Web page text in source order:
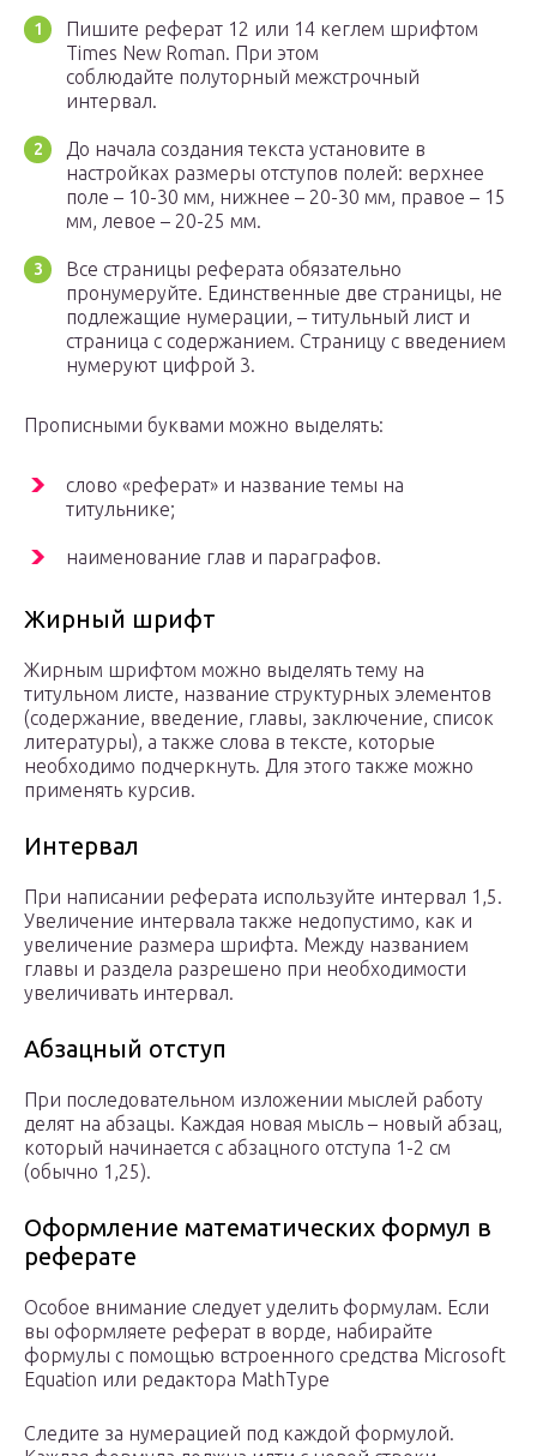
Пишите реферат 12 или 14 кеглем шрифтом
Times New Roman. При этом
соблюдайте полуторный межстрочный
интервал.
До начала создания текста установите в
настройках размеры отступов полей: верхнее
поле – 10-30 мм, нижнее – 20-30 мм, правое – 15
мм, левое – 20-25 мм.
Все страницы реферата обязательно
пронумеруйте. Единственные две страницы, не
подлежащие нумерации, – титульный лист и
страница с содержанием. Страницу с введением
нумеруют цифрой 3.
Прописными буквами можно выделять:
слово «реферат» и название темы на
титульнике;
наименование глав и параграфов.
Жирный шрифт
Жирным шрифтом можно выделять тему на
титульном листе, название структурных элементов
(содержание, введение, главы, заключение, список
литературы), а также слова в тексте, которые
необходимо подчеркнуть. Для этого также можно
применять курсив.
Интервал
При написании реферата используйте интервал 1,5.
Увеличение интервала также недопустимо, как и
увеличение размера шрифта. Между названием
главы и раздела разрешено при необходимости
увеличивать интервал.
Абзацный отступ
При последовательном изложении мыслей работу
делят на абзацы. Каждая новая мысль – новый абзац,
который начинается с абзацного отступа 1-2 см
(обычно 1,25).
Оформление математических формул в
реферате
Особое внимание следует уделить формулам. Если
вы оформляете реферат в ворде, набирайте
формулы с помощью встроенного средства Microsoft
Equation или редактора MathType
Следите за нумерацией под каждой формулой.